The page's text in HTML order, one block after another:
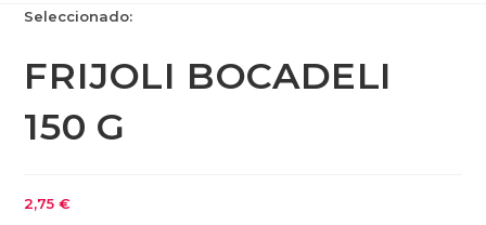
Seleccionado:
FRIJOLI BOCADELI
150 G
2,75€